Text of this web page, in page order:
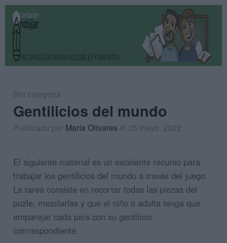
Sin categoría
Gentilicios del mundo
Publicado por María Olivares el 25 mayo, 2022
El siguiente material es un excelente recurso para
trabajar los gentilicios del mundo a través del juego.
La tarea consiste en recortar todas las piezas del
puzle, mezclarlas y que el niño o adulta tenga que
emparejar cada país con su gentilicio
corrrespondiente.